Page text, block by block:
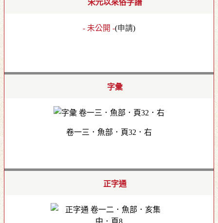
宋元以來俗字譜
- 未公開 -(申請)
字彙
卷一三．魚部．頁32．右
正字通